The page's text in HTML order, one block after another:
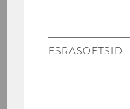
TeamsESRASOFTSID